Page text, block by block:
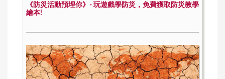
《防災活動預埋你》- 玩遊戲學防災，免費獲取防災教學
繪本!